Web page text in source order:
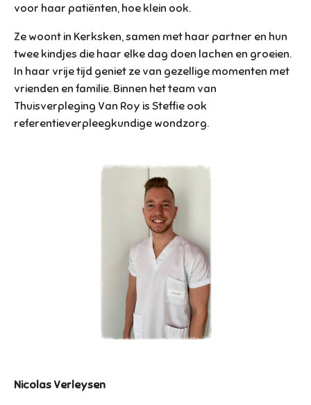
voor haar patiënten, hoe klein ook.
Ze woont in Kerksken, samen met haar partner en hun
twee kindjes die haar elke dag doen lachen en groeien.
In haar vrije tijd geniet ze van gezellige momenten met
vrienden en familie. Binnen het team van
Thuisverpleging Van Roy is Steffie ook
referentieverpleegkundige wondzorg.
Nicolas Verleysen